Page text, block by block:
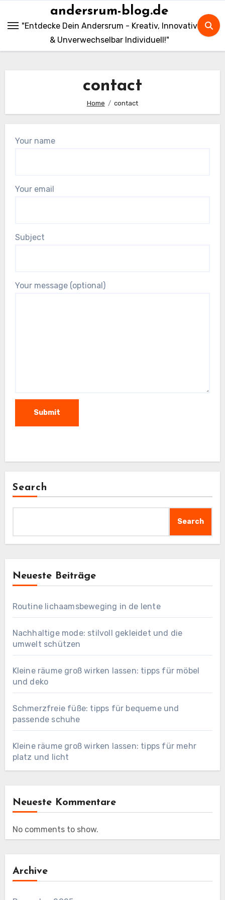
andersrum-blog.de
"Entdecke Dein Andersrum - Kreativ, Innovativ
& Unverwechselbar Individuell!"
contact
Home contact
Your name
Your email
Subject
Your message (optional)
Search
Search
Neueste Beiträge
Routine lichaamsbeweging in de lente
Nachhaltige mode: stilvoll gekleidet und die
umwelt schützen
Kleine räume groß wirken lassen: tipps für möbel
und deko
Schmerzfreie füße: tipps für bequeme und
passende schuhe
Kleine räume groß wirken lassen: tipps für mehr
platz und licht
Neueste Kommentare
No comments to show.
Archive